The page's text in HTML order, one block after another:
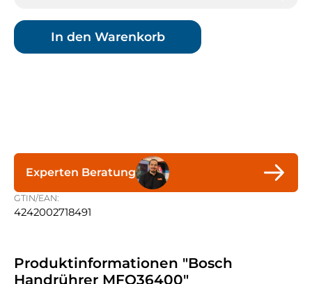
In den Warenkorb
Experten Beratung
GTIN/EAN:
4242002718491
Produktinformationen "Bosch
Handrührer MFQ36400"